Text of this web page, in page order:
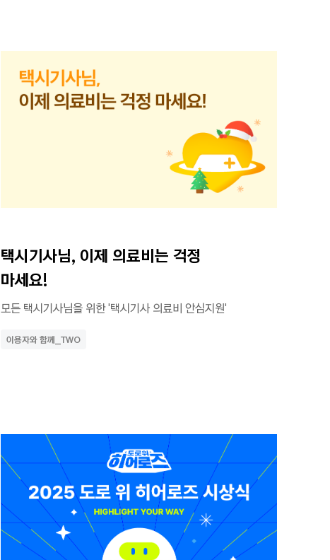
택시기사님, 이제 의료비는 걱정
마세요!
모든 택시기사님을 위한 '택시기사 의료비 안심지원'
이용자와 함께_TWO